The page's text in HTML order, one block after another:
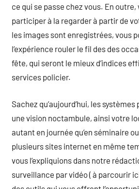
ce qui se passe chez vous. En outre,
participer à la regarder à partir de
les images sont enregistrées, vous
l’expérience rouler le fil des des
fête, qui seront le mieux d’indices
services policier.
Sachez qu’aujourd’hui, les
une vision noctambule, ainsi votre
autant en journée qu’en séminaire
plusieurs sites internet en même
vous l’expliquions dans notre
surveillance par vidéo ( à parcourir